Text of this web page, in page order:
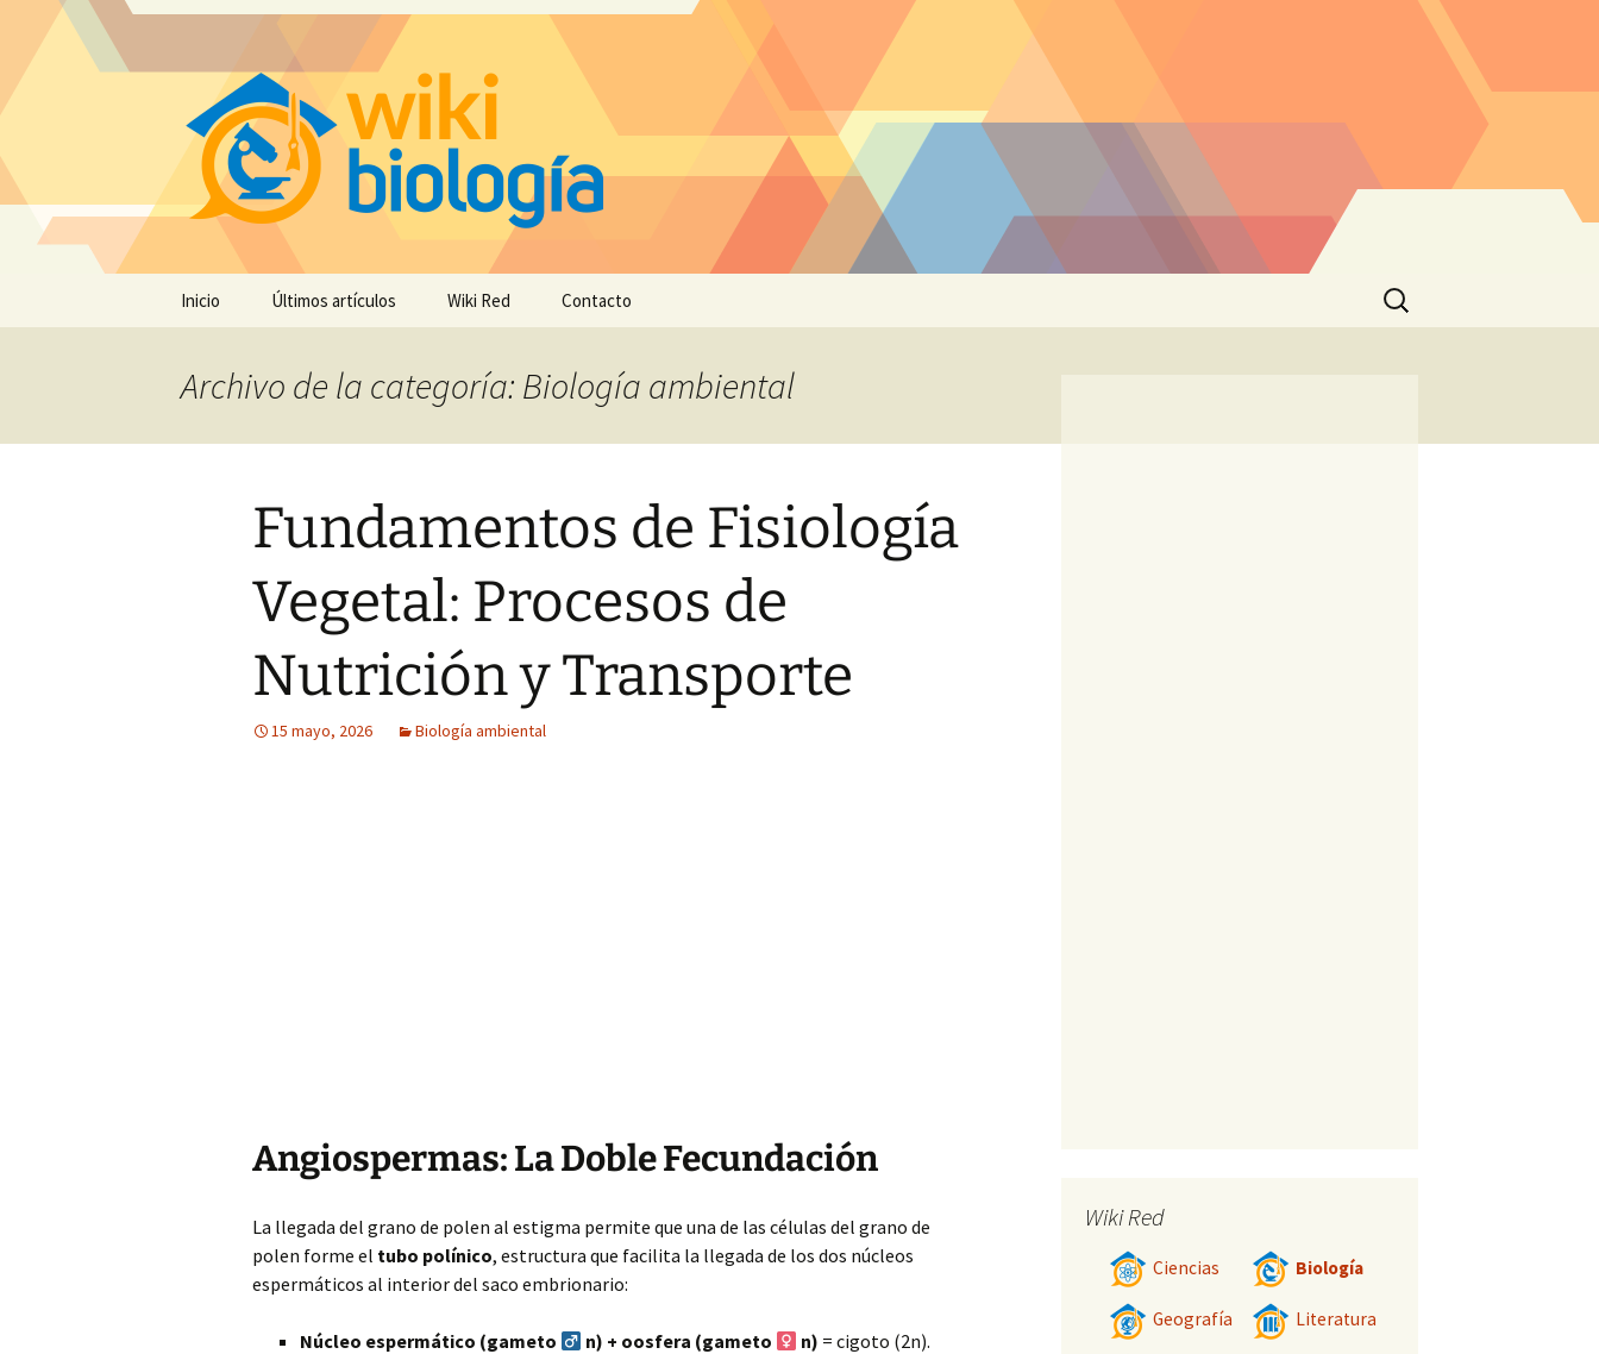
Inicio Últimos artículos Wiki Red Contacto
Buscar:
Archivo de la categoría: Biología ambiental
Fundamentos de Fisiología
Vegetal: Procesos de
Nutrición y Transporte
15 mayo, 2026 Biología ambiental
Angiospermas: La Doble Fecundación
La llegada del grano de polen al estigma permite que una de las células del grano de
polen forme el tubo polínico, estructura que facilita la llegada de los dos núcleos
espermáticos al interior del saco embrionario:
Núcleo espermático (gameto n) + oosfera (gameto n) = cigoto (2n).
Wiki Red
Ciencias Biología
Geografía Literatura